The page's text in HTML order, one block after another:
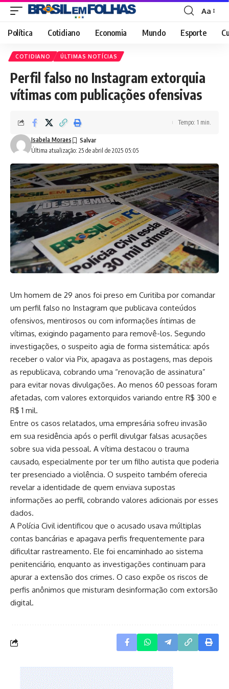
Font
Resizer
Aa
Política Cotidiano Economia Mundo Esporte
COTIDIANO ÚLTIMAS NOTÍCIAS
Perfil falso no Instagram extorquia
vítimas com publicações ofensivas
Última atualização: 25 de abril de 2025 05:05
Isabela Moraes
Tempo: 1 min.
Um homem de 29 anos foi preso em Curitiba por comandar
um perfil falso no Instagram que publicava conteúdos
ofensivos, mentirosos ou com informações íntimas de
vítimas, exigindo pagamento para removê-los. Segundo
investigações, o suspeito agia de forma sistemática: após
receber o valor via Pix, apagava as postagens, mas depois
as republicava, cobrando uma “renovação de assinatura”
para evitar novas divulgações. Ao menos 60 pessoas foram
afetadas, com valores extorquidos variando entre R$ 300 e
R$ 1 mil.
Entre os casos relatados, uma empresária sofreu invasão
em sua residência após o perfil divulgar falsas acusações
sobre sua vida pessoal. A vítima destacou o trauma
causado, especialmente por ter um filho autista que poderia
ter presenciado a violência. O suspeito também oferecia
revelar a identidade de quem enviava supostas
informações ao perfil, cobrando valores adicionais por esses
dados.
A Polícia Civil identificou que o acusado usava múltiplas
contas bancárias e apagava perfis frequentemente para
dificultar rastreamento. Ele foi encaminhado ao sistema
penitenciário, enquanto as investigações continuam para
apurar a extensão dos crimes. O caso expõe os riscos de
perfis anônimos que misturam desinformação com extorsão
digital.